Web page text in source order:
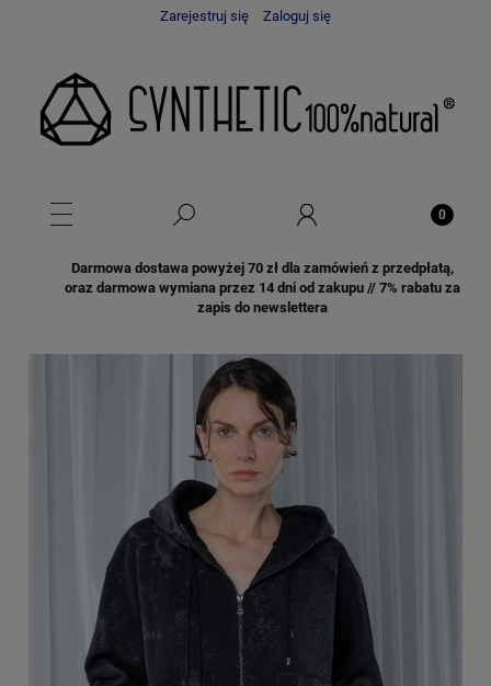
Zarejestruj się Zaloguj się
Darmowa dostawa powyżej 70 zł dla zamówień z przedpłatą,
oraz darmowa wymiana przez 14 dni od zakupu // 7% rabatu za
zapis do newslettera